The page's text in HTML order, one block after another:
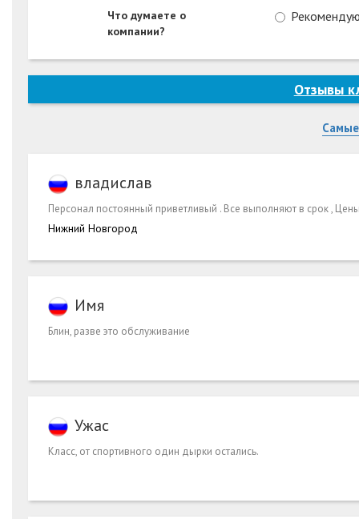
Что думаете о
компании?
Отзывы
владислав
Персонал постоянный приветливый . Все выполняют в срок ,
Нижний Новгород
Имя
Блин, разве это обслуживание
Ужас
Класс, от спортивного один дырки остались.